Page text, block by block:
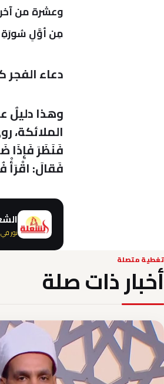
وعشرة من
مِن أوَّلِ
دعاء
وهذا دليلٌ
الملائكة،
فَنَظَرَ فَإِذَا
فَقالَ: اقْرَأْ
نور
تغطية متصلة
أخبار ذات صلة